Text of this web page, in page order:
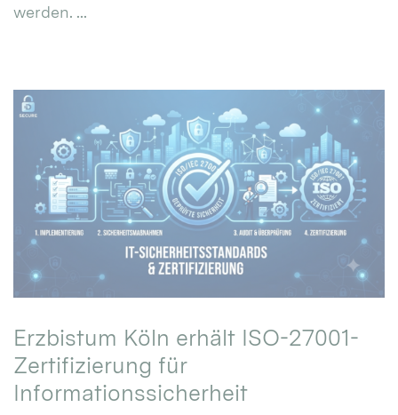
werden. ...
Erzbistum Köln erhält ISO-27001-
Zertifizierung für
Informationssicherheit